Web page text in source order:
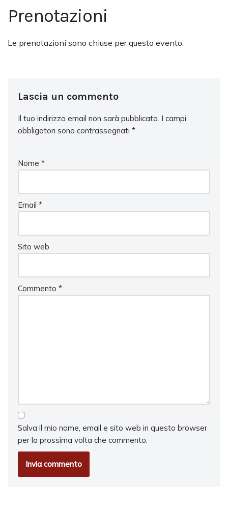
Prenotazioni
Le prenotazioni sono chiuse per questo evento.
Lascia un commento
Il tuo indirizzo email non sarà pubblicato. I campi
obbligatori sono contrassegnati *
Nome *
Email *
Sito web
Commento *
Salva il mio nome, email e sito web in questo browser
per la prossima volta che commento.